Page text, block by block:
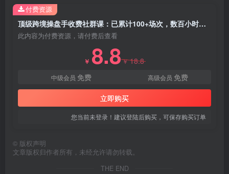
顶级跨境操盘手收费社群课：已累计100+场次，数百小时的干货分享！
此内容为付费资源，请付费后查看
￥ 8.8￥18.8
中级会员 免费 高级会员 免费
立即购买
您当前未登录！建议登陆后购买，可保存购买订单
付费资源
© 版权声明
文章版权归作者所有，未经允许请勿转载。
THE END